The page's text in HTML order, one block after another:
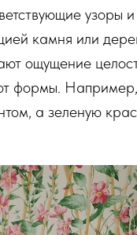
узоры и
камня или
ощущение
формы.
а зеленую